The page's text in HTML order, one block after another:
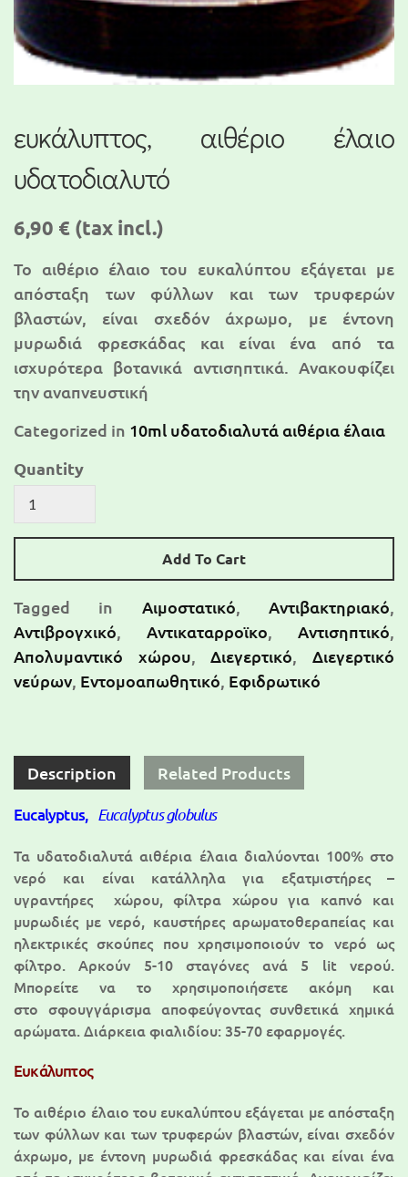
ευκάλυπτος, αιθέριο έλαιο
υδατοδιαλυτό
6,90 € (tax incl.)
Το αιθέριο έλαιο του ευκαλύπτου εξάγεται με
απόσταξη των φύλλων και των τρυφερών
βλαστών, είναι σχεδόν άχρωμο, με έντονη
μυρωδιά φρεσκάδας και είναι ένα από τα
ισχυρότερα βοτανικά αντισηπτικά. Ανακουφίζει
την αναπνευστική
Categorized in 10ml υδατοδιαλυτά αιθέρια έλαια
Quantity
Add To Cart
Tagged in Αιμοστατικό,Αντιβακτηριακό,
Αντιβρογχικό, Αντικαταρροϊκο, Αντισηπτικό,
Απολυμαντικό χώρου,Διεγερτικό,Διεγερτικό
νεύρων, Εντομοαπωθητικό, Εφιδρωτικό
Description
Related Products
Eucalyptus, Eucalyptus globulus
Τα υδατοδιαλυτά αιθέρια έλαια διαλύονται 100% στο
νερό και είναι κατάλληλα για εξατμιστήρες –
υγραντήρες χώρου, φίλτρα χώρου για καπνό και
μυρωδιές με νερό, καυστήρες αρωματοθεραπείας και
ηλεκτρικές σκούπες που χρησιμοποιούν το νερό ως
φίλτρο. Αρκούν 5-10 σταγόνες ανά 5 lit νερού.
Μπορείτε να το χρησιμοποιήσετε ακόμη και
στο σφουγγάρισμα αποφεύγοντας συνθετικά χημικά
αρώματα. Διάρκεια φιαλιδίου: 35-70 εφαρμογές.
Ευκάλυπτος
Το αιθέριο έλαιο του ευκαλύπτου εξάγεται με απόσταξη
των φύλλων και των τρυφερών βλαστών, είναι σχεδόν
άχρωμο, με έντονη μυρωδιά φρεσκάδας και είναι ένα